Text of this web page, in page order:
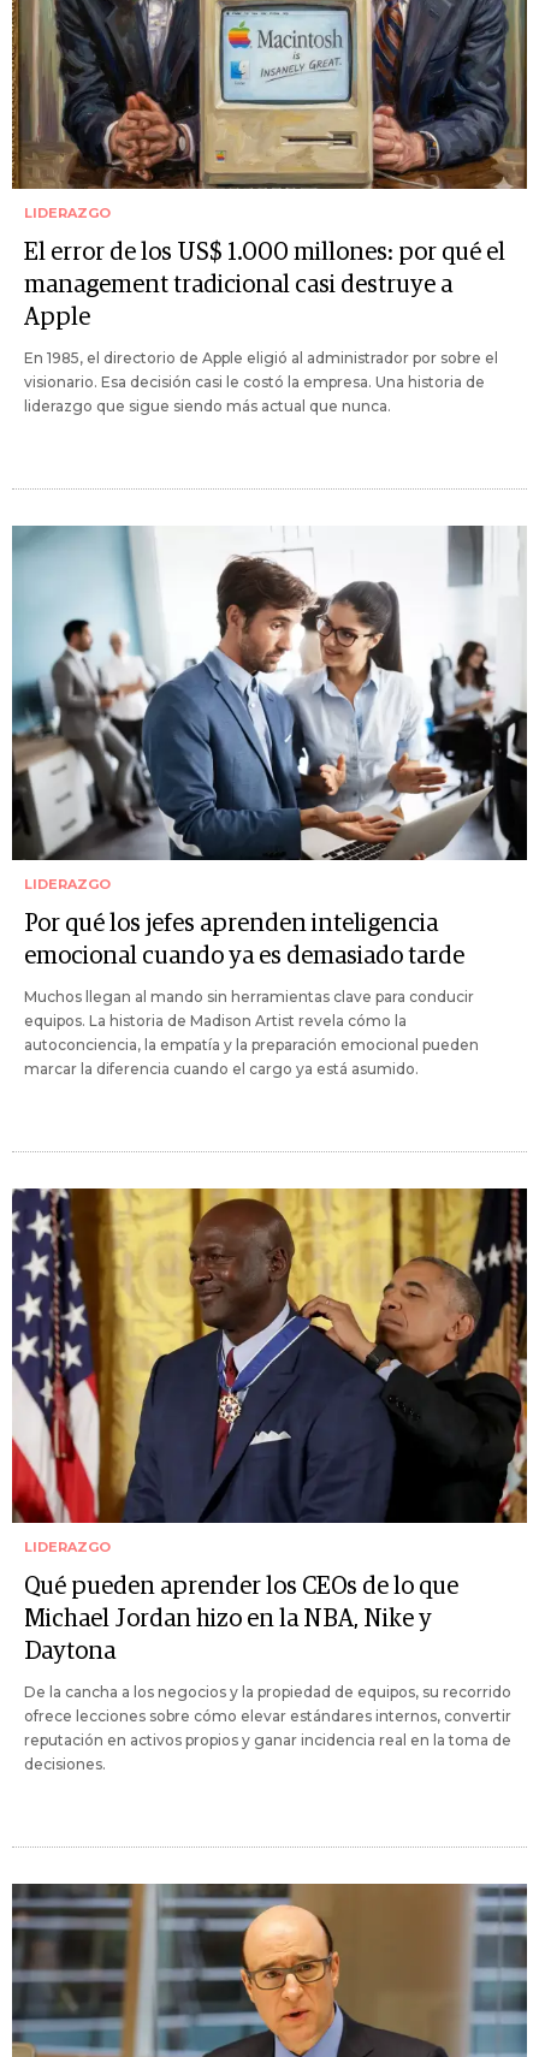
LIDERAZGO
El error de los US$ 1.000 millones: por qué el
management tradicional casi destruye a
Apple
En 1985, el directorio de Apple eligió al administrador por sobre el
visionario. Esa decisión casi le costó la empresa. Una historia de
liderazgo que sigue siendo más actual que nunca.
LIDERAZGO
Por qué los jefes aprenden inteligencia
emocional cuando ya es demasiado tarde
Muchos llegan al mando sin herramientas clave para conducir
equipos. La historia de Madison Artist revela cómo la
autoconciencia, la empatía y la preparación emocional pueden
marcar la diferencia cuando el cargo ya está asumido.
LIDERAZGO
Qué pueden aprender los CEOs de lo que
Michael Jordan hizo en la NBA, Nike y
Daytona
De la cancha a los negocios y la propiedad de equipos, su recorrido
ofrece lecciones sobre cómo elevar estándares internos, convertir
reputación en activos propios y ganar incidencia real en la toma de
decisiones.